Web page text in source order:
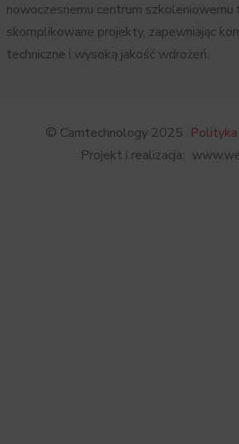
nowoczesnemu centrum szkoleniowemu
skomplikowane projekty, zapewniając
techniczne i wysoką jakość wdrożeń.
© Camtechnology 2025
Projekt i realizacja: